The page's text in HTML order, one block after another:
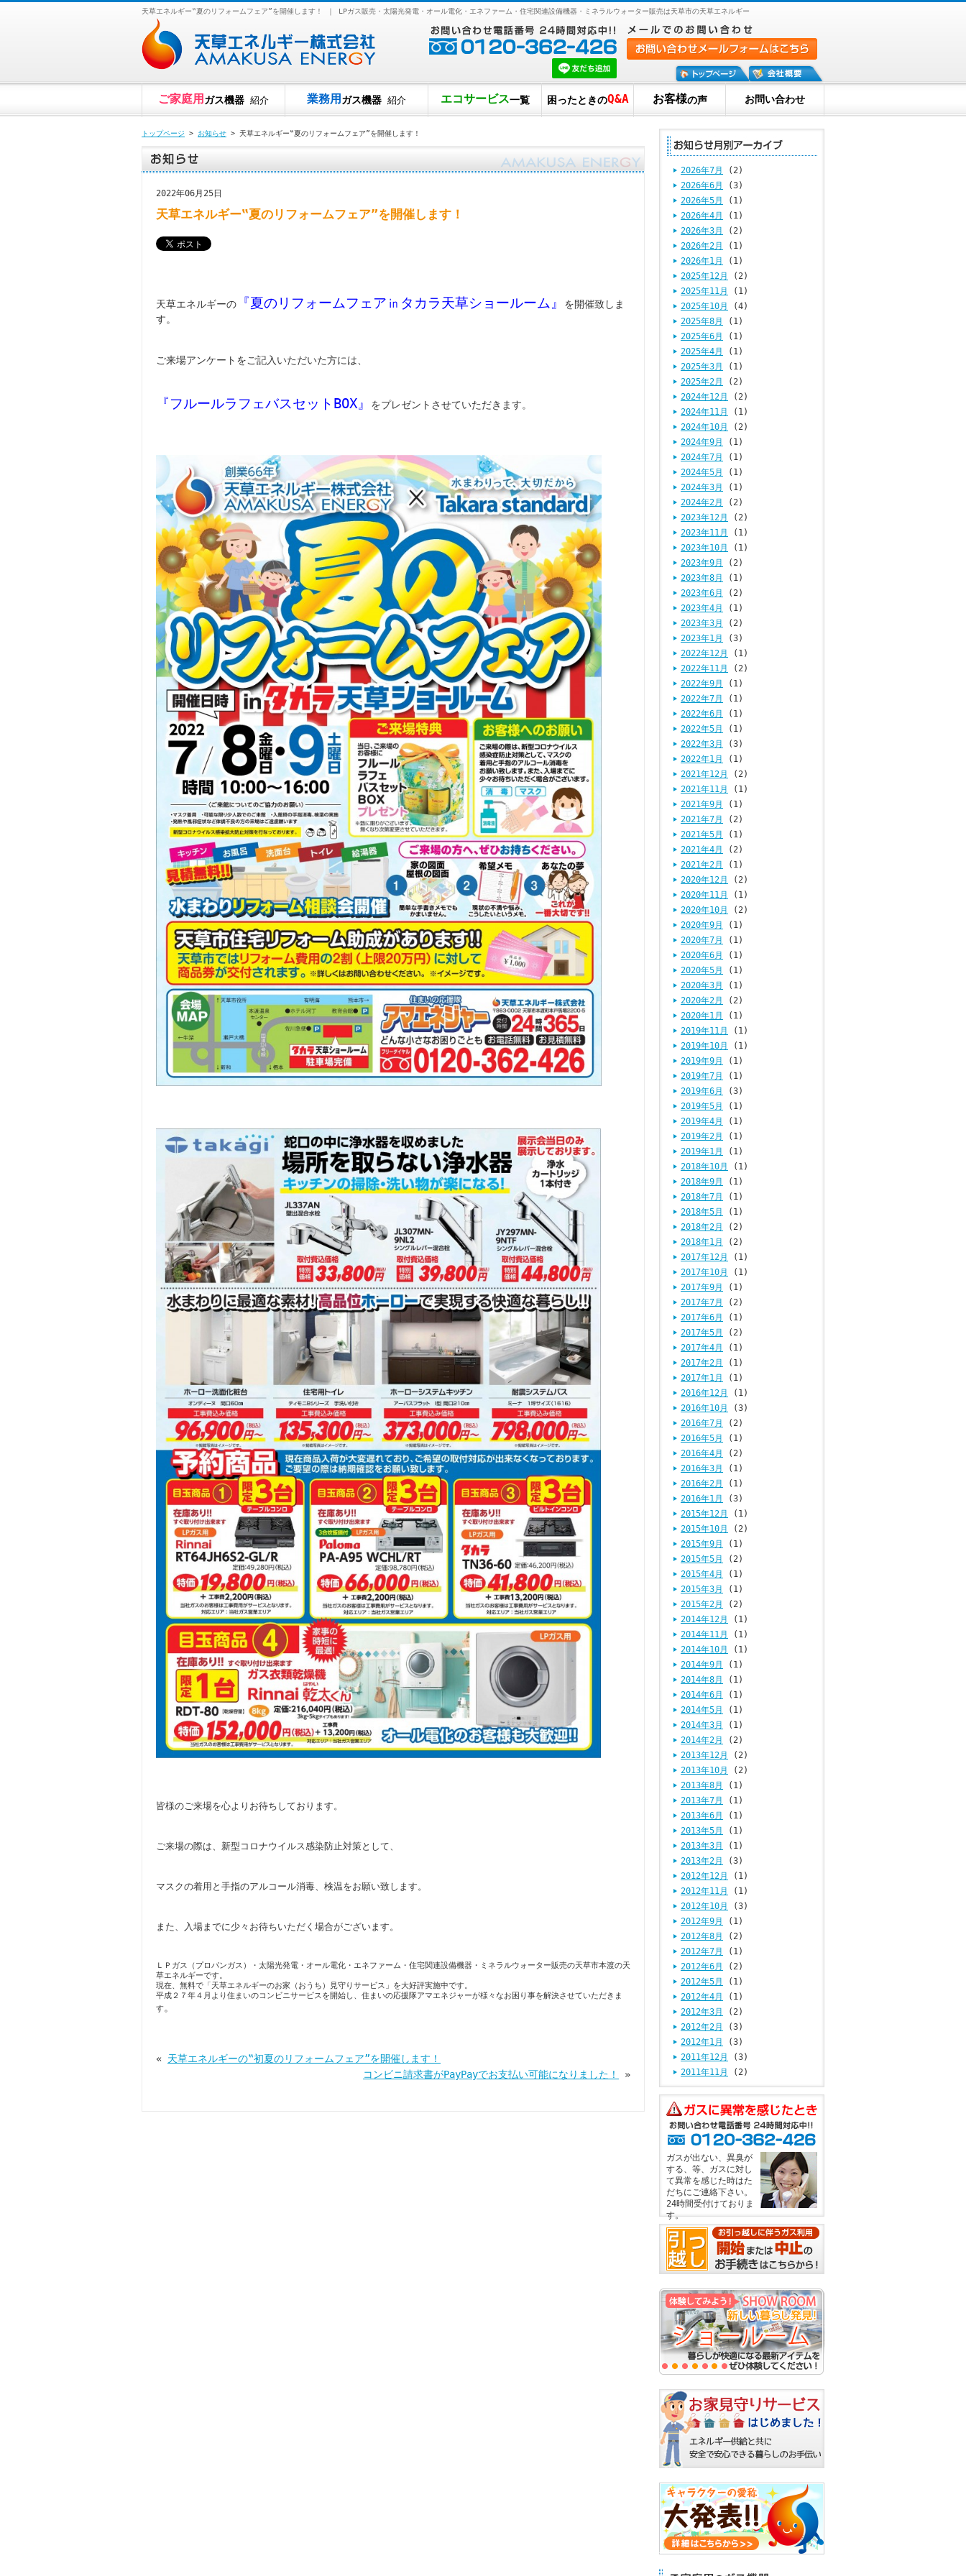
天草エネルギー‟夏のリフォームフェア”を開催します！ ｜ LPガス販売・太陽光発電・オール電化・エネファーム・住宅関連設備機器・ミネラルウォーター販売は天草市の天草エネルギー
ご家庭用 ガス機器 紹介 業務用 ガス機器 紹介 エコサービス一覧 困ったときのQ&A お客様の声 お問い合わせ
トップページ > お知らせ > 天草エネルギー‟夏のリフォームフェア”を開催します！
2022年06月25日
天草エネルギー‟夏のリフォームフェア”を開催します！
天草エネルギーの 『夏のリフォームフェア㏌タカラ天草ショールーム』
を開催致しま
す。
ご来場アンケートをご記入いただいた方には、
『フルールラフェバスセットBOX』 をプレゼントさせていただきます。
皆様のご来場を心よりお待ちしております。
ご来場の際は、新型コロナウイルス感染防止対策として、
マスクの着用と手指のアルコール消毒、検温をお願い致します。
また、入場までに少々お待ちいただく場合がございます。
ＬＰガス（プロパンガス）・太陽光発電・オール電化・エネファーム・住宅関連設備機器・ミネラルウォーター販売の天草市本渡の天
草エネルギーです。
現在、無料で「天草エネルギーのお家（おうち）見守りサービス」を大好評実施中です。
平成２７年４月より住まいのコンビニサービスを開始し、住まいの応援隊アマエネジャーが様々なお困り事を解決させていただきま
す。
« 天草エネルギーの‟初夏のリフォームフェア”を開催します！
コンビニ請求書がPayPayでお支払い可能になりました！
»
2026年7月
(2)
2026年6月
(3)
2026年5月
(1)
2026年4月
(1)
2026年3月
(2)
2026年2月
(1)
2026年1月
(1)
2025年12月
(2)
2025年11月
(1)
2025年10月
(4)
2025年8月
(1)
2025年6月
(1)
2025年4月
(1)
2025年3月
(1)
2025年2月
(2)
2024年12月
(2)
2024年11月
(1)
2024年10月
(2)
2024年9月
(1)
2024年7月
(1)
2024年5月
(1)
2024年3月
(1)
2024年2月
(2)
2023年12月
(2)
2023年11月
(1)
2023年10月
(1)
2023年9月
(2)
2023年8月
(1)
2023年6月
(2)
2023年4月
(1)
2023年3月
(2)
2023年1月
(3)
2022年12月
(1)
2022年11月
(2)
2022年9月
(1)
2022年7月
(1)
2022年6月
(1)
2022年5月
(1)
2022年3月
(3)
2022年1月
(1)
2021年12月
(2)
2021年11月
(1)
2021年9月
(1)
2021年7月
(2)
2021年5月
(1)
2021年4月
(2)
2021年2月
(1)
2020年12月
(2)
2020年11月
(1)
2020年10月
(2)
2020年9月
(1)
2020年7月
(1)
2020年6月
(1)
2020年5月
(1)
2020年3月
(1)
2020年2月
(2)
2020年1月
(1)
2019年11月
(1)
2019年10月
(1)
2019年9月
(1)
2019年7月
(1)
2019年6月
(3)
2019年5月
(1)
2019年4月
(1)
2019年2月
(1)
2019年1月
(1)
2018年10月
(1)
2018年9月
(1)
2018年7月
(1)
2018年5月
(1)
2018年2月
(2)
2018年1月
(2)
2017年12月
(1)
2017年10月
(1)
2017年9月
(1)
2017年7月
(2)
2017年6月
(1)
2017年5月
(2)
2017年4月
(1)
2017年2月
(1)
2017年1月
(1)
2016年12月
(1)
2016年10月
(3)
2016年7月
(2)
2016年5月
(1)
2016年4月
(2)
2016年3月
(1)
2016年2月
(1)
2016年1月
(3)
2015年12月
(1)
2015年10月
(2)
2015年9月
(1)
2015年5月
(2)
2015年4月
(1)
2015年3月
(1)
2015年2月
(2)
2014年12月
(1)
2014年11月
(1)
2014年10月
(1)
2014年9月
(1)
2014年8月
(1)
2014年6月
(1)
2014年5月
(1)
2014年3月
(1)
2014年2月
(2)
2013年12月
(2)
2013年10月
(2)
2013年8月
(1)
2013年7月
(1)
2013年6月
(1)
2013年5月
(1)
2013年3月
(1)
2013年2月
(3)
2012年12月
(1)
2012年11月
(1)
2012年10月
(3)
2012年9月
(1)
2012年8月
(2)
2012年7月
(1)
2012年6月
(2)
2012年5月
(1)
2012年4月
(1)
2012年3月
(2)
2012年2月
(3)
2012年1月
(3)
2011年12月
(3)
2011年11月
(2)
ガスが出ない、異臭が
する、等、ガスに対し
て異常を感じた時はた
だちにご連絡下さい。
24時間受付けておりま
す。